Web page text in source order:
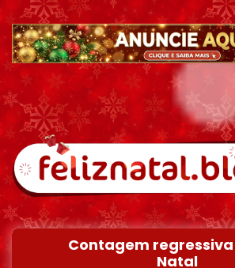
Pular para o conteúdo
Contagem
Natal